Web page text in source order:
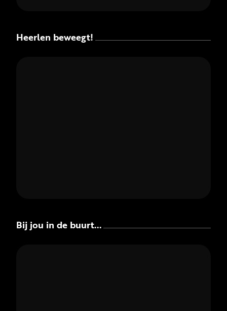
Heerlen beweegt!
Bij jou in de buurt...